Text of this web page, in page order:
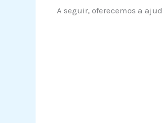
A seguir, oferecemos a